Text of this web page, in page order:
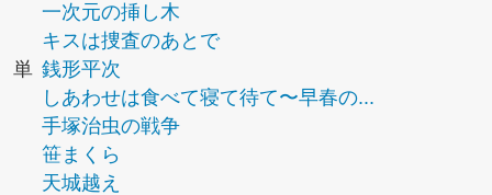
一次元の挿し木
キスは捜査のあとで
単 銭形平次
しあわせは食べて寝て待て〜早春の...
手塚治虫の戦争
笹まくら
天城越え